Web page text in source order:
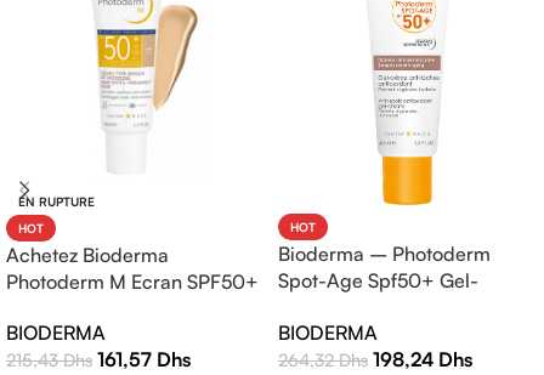
EN RUPTURE
HOT
Achetez Bioderma
Photoderm M Ecran SPF50+
Protection Solaire Haute
Efficacité
BIODERMA
215,43Dhs 161,57 Dhs
HOT
Bioderma – Photoderm
Spot-Age Spf50+ Gel-
BIODERMA
264,32Dhs 198,24 Dhs